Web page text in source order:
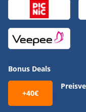
Bonus Deals
+40€